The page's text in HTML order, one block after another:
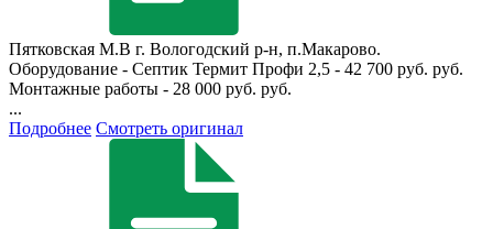
Пятковская М.В г. Вологодский р-н, п.Макарово.
Оборудование - Септик Термит Профи 2,5 - 42 700 руб. руб.
Монтажные работы - 28 000 руб. руб.
...
Подробнее Смотреть оригинал